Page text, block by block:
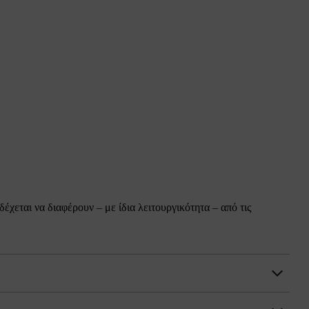
να διαφέρουν – με ίδια λειτουργικότητα – από τις